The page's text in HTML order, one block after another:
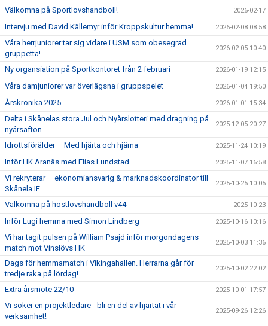
Välkomna på Sportlovshandboll! 2026-02-17
Intervju med David Källemyr inför Kroppskultur hemma! 2026-02-08 08:58
Våra herrjuniorer tar sig vidare i USM som obesegrad
gruppetta!
2026-02-05 10:40
Ny organsiation på Sportkontoret från 2 februari 2026-01-19 12:15
Våra damjuniorer var överlägsna i gruppspelet 2026-01-04 19:50
Årskrönika 2025 2026-01-01 15:34
Delta i Skånelas stora Jul och Nyårslotteri med dragning på
nyårsafton
2025-12-05 20:27
Idrottsförälder – Med hjärta och hjärna 2025-11-24 10:19
Inför HK Aranäs med Elias Lundstad 2025-11-07 16:58
Vi rekryterar – ekonomiansvarig & marknadskoordinator till
Skånela IF
2025-10-25 10:05
Välkomna på höstlovshandboll v44 2025-10-23
Inför Lugi hemma med Simon Lindberg 2025-10-16 10:16
Vi har tagit pulsen på William Psajd inför morgondagens
match mot Vinslövs HK
2025-10-03 11:36
Dags för hemmamatch i Vikingahallen. Herrarna går för
tredje raka på lördag!
2025-10-02 22:02
Extra årsmöte 22/10 2025-10-01 17:57
Vi söker en projektledare - bli en del av hjärtat i vår
verksamhet!
2025-09-26 12:26